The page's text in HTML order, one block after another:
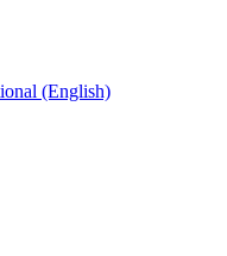
(English)